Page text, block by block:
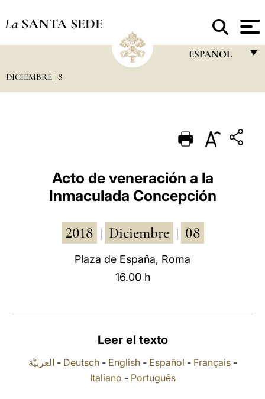
La SANTA SEDE
ESPAÑOL
PORTUGUÊS
ESPAÑOL
DEUTSCH
العربيّة
中文
DICIEMBRE 8
Acto de veneración a la
Inmaculada Concepción
2018 Diciembre 08
Plaza de España, Roma
16.00 h
Leer el texto
العربيَّة - Deutsch- English- Español - Français-
Italiano - Português